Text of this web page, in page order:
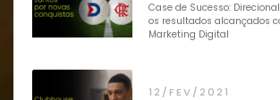
Case de Sucesso:
os resultados alcançados
Marketing Digital
12/FEV/2021